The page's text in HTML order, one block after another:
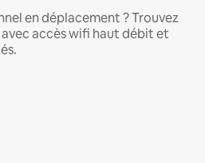
en déplacement ? Trouvez
accès wifi haut débit et